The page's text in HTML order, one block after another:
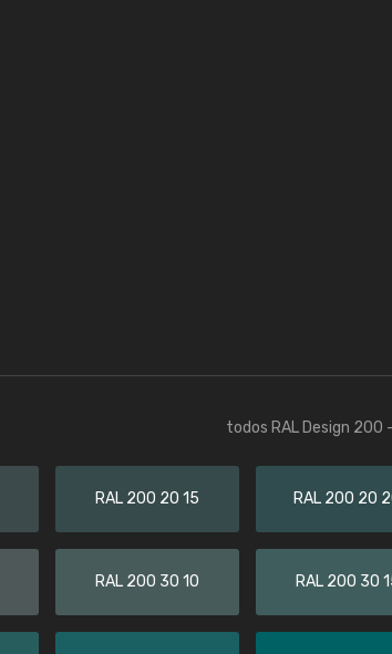
todos RAL Design 200
RAL 200 20 15 RAL 200 20
RAL 200 30 10 RAL 200 30